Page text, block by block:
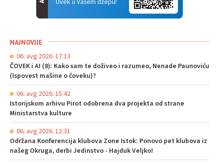
NAJNOVIJE
06. avg 2026. 17:13
ČOVEK i AI (8): Kako sam te doživeo i razumeo, Nenade Paunoviću
(Ispovest mašine o čoveku)?
06. avg 2026. 15:42
Istorijskom arhivu Pirot odobrena dva projekta od strane
Ministarstva kulture
06. avg 2026. 12:31
Održana Konferencija klubova Zone Istok: Ponovo pet klubova iz
našeg Okruga, derbi Jedinstvo - Hajduk Veljko!